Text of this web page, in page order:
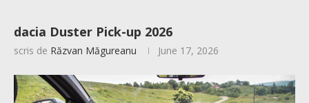
dacia Duster Pick-up 2026
scris de Răzvan Măgureanu June 17, 2026